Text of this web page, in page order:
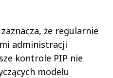
że regularnie
administracji
kontrole PIP nie
modelu